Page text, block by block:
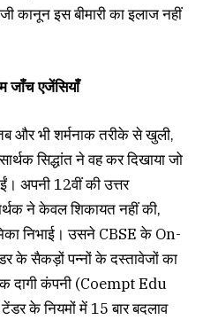
कानून इस बीमारी का इलाज नहीं
जाँच एजेंसियाँ
और भी शर्मनाक तरीके से खुली,
सिद्धांत ने वह कर दिखाया जो
अपनी 12वीं की उत्तर
ने केवल शिकायत नहीं की,
निभाई। उसने CBSE के On-
सैकड़ों पन्नों के दस्तावेजों का
दागी कंपनी (Coempt Edu
के नियमों में 15 बार बदलाव